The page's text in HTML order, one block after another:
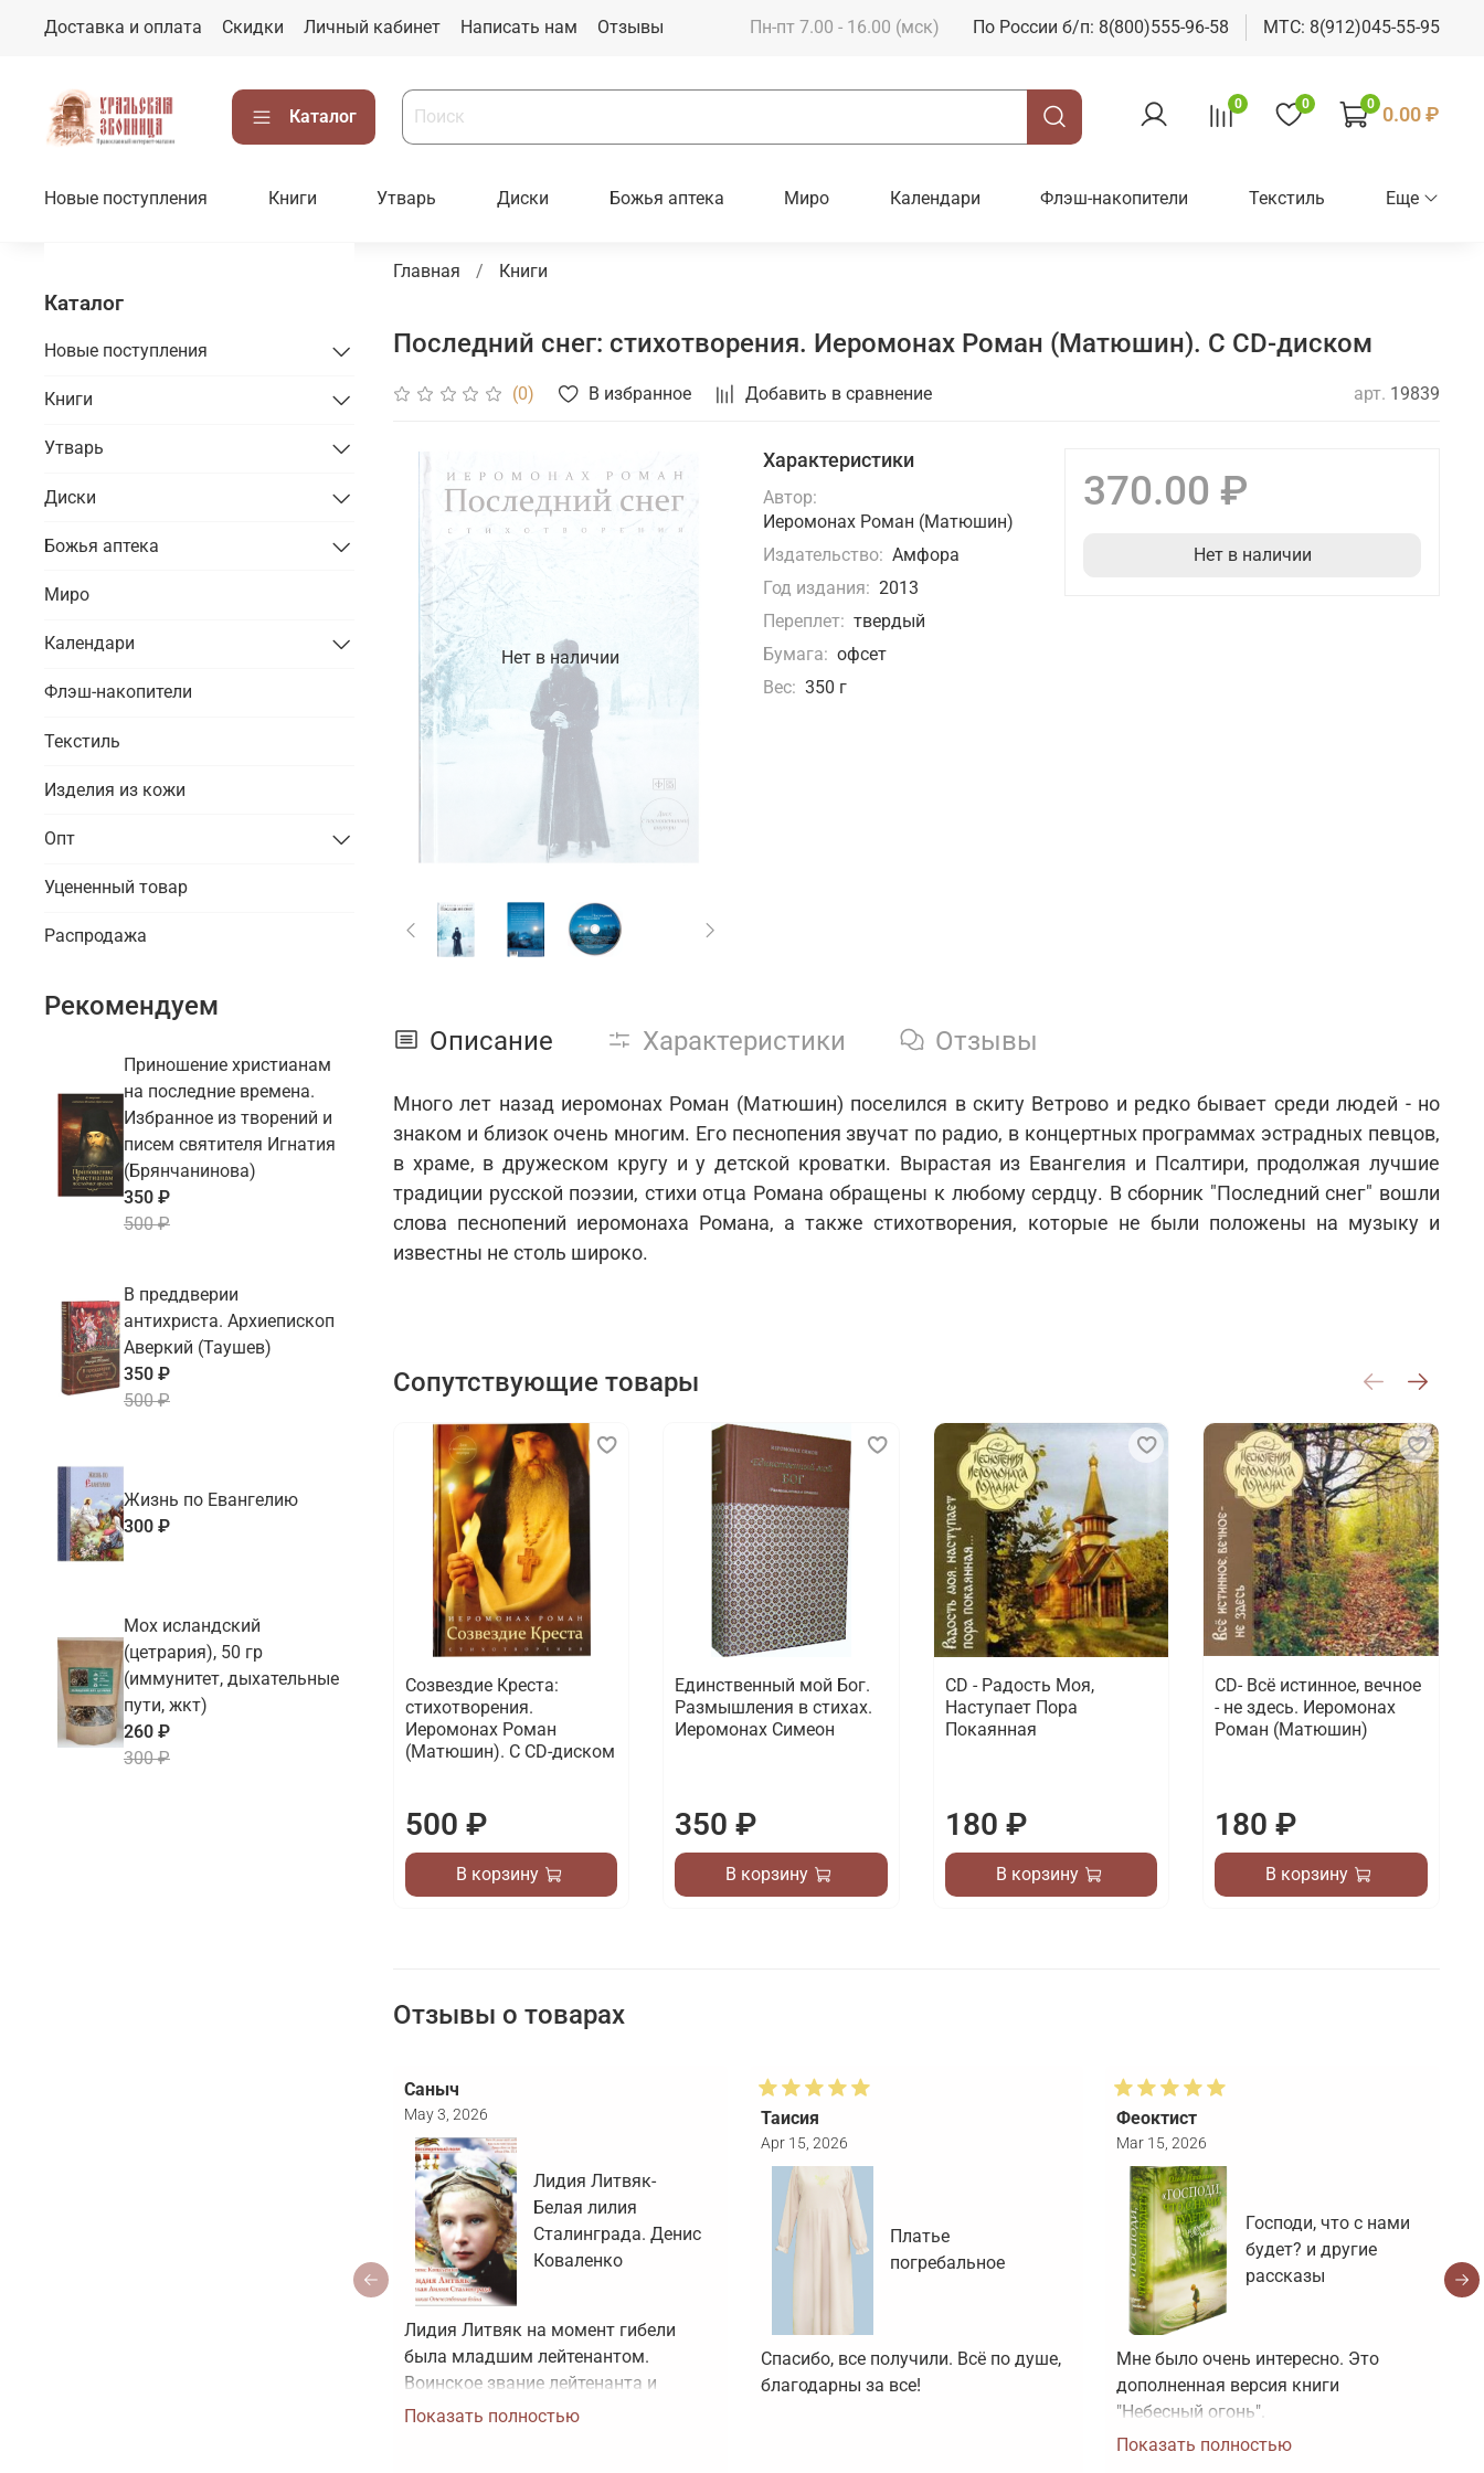
Доставка и оплата Скидки Личный кабинет Написать нам Отзывы Пн-пт 7.00 - 16.00 (мск) По России б/п: 8(800)555-96-58 МТС: 8(912)045-55-95
Каталог
0 0 0 0.00 ₽
Новые поступления Книги Утварь Диски Божья аптека Миро Календари Флэш-накопители Текстиль Еще
Главная Книги
Последний снег: стихотворения. Иеромонах Роман (Матюшин). С CD-диском
(0) В избранное Добавить в сравнение арт. 19839
Нет в наличии
Характеристики
Автор:
Иеромонах Роман (Матюшин)
Издательство: Амфора
Год издания: 2013
Переплет: твердый
Бумага: офсет
Вес: 350 г
370.00 ₽
Нет в наличии
Описание Характеристики Отзывы
Много лет назад иеромонах Роман (Матюшин) поселился в скиту Ветрово и редко бывает среди людей - но
знаком и близок очень многим. Его песнопения звучат по радио, в концертных программах эстрадных певцов,
в храме, в дружеском кругу и у детской кроватки. Вырастая из Евангелия и Псалтири, продолжая лучшие
традиции русской поэзии, стихи отца Романа обращены к любому сердцу. В сборник "Последний снег" вошли
слова песнопений иеромонаха Романа, а также стихотворения, которые не были положены на музыку и
известны не столь широко.
Сопутствующие товары
Созвездие Креста:
стихотворения.
Иеромонах Роман
(Матюшин). С CD-диском
500 ₽
В корзину
Единственный мой Бог.
Размышления в стихах.
Иеромонах Симеон
350 ₽
В корзину
CD - Радость Моя,
Наступает Пора
Покаянная
180 ₽
В корзину
CD- Всё истинное, вечное
- не здесь. Иеромонах
Роман (Матюшин)
180 ₽
В корзину
Отзывы о товарах
Саныч
May 3, 2026
Лидия Литвяк-
Белая лилия
Сталинграда. Денис
Коваленко
Лидия Литвяк на момент гибели
была младшим лейтенантом.
Воинское звание лейтенанта и
звание Героя Советского Союза ей
Показать полностью
Таисия
Apr 15, 2026
Платье
погребальное
Спасибо, все получили. Всё по душе,
благодарны за все!
Феоктист
Mar 15, 2026
Господи, что с нами
будет? и другие
рассказы
Мне было очень интересно. Это
дополненная версия книги
"Небесный огонь".
Показать полностью
Каталог
Новые поступления
Книги
Утварь
Диски
Божья аптека
Миро
Календари
Флэш-накопители
Текстиль
Изделия из кожи
Опт
Уцененный товар
Распродажа
Рекомендуем
Приношение христианам
на последние времена.
Избранное из творений и
писем святителя Игнатия
(Брянчанинова)
350 ₽
500 ₽
В преддверии
антихриста. Архиепископ
Аверкий (Таушев)
350 ₽
500 ₽
Жизнь по Евангелию
300 ₽
Мох исландский
(цетрария), 50 гр
(иммунитет, дыхательные
пути, жкт)
260 ₽
300 ₽